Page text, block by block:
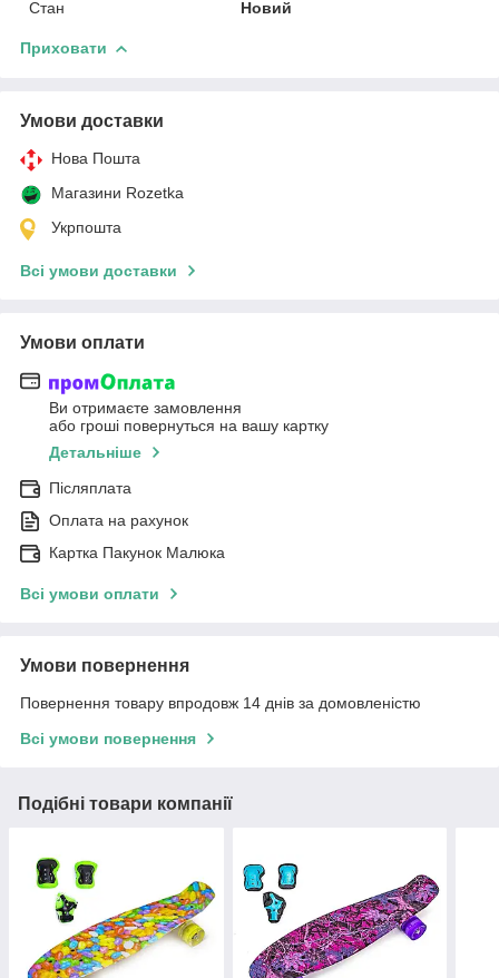
Стан
Новий
Приховати
Умови доставки
Нова Пошта
Магазини Rozetka
Укрпошта
Всі умови доставки
Умови оплати
Ви отримаєте замовлення
або гроші повернуться на вашу картку
Детальніше
Післяплата
Оплата на рахунок
Картка Пакунок Малюка
Всі умови оплати
Умови повернення
Повернення товару впродовж 14 днів за домовленістю
Всі умови повернення
Подібні товари компанії